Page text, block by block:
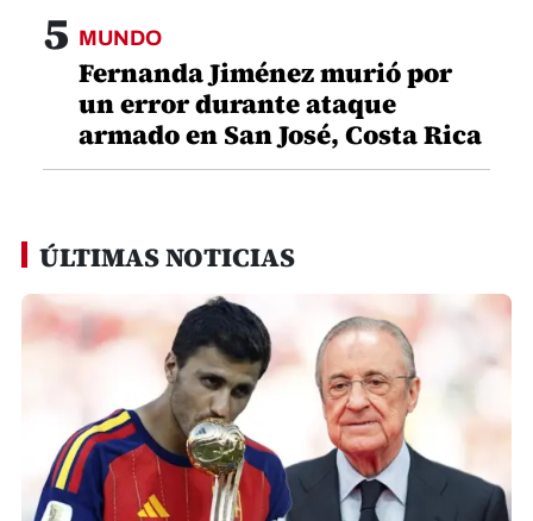
5 MUNDO
Fernanda Jiménez murió por
un error durante ataque
armado en San José, Costa Rica
ÚLTIMAS NOTICIAS